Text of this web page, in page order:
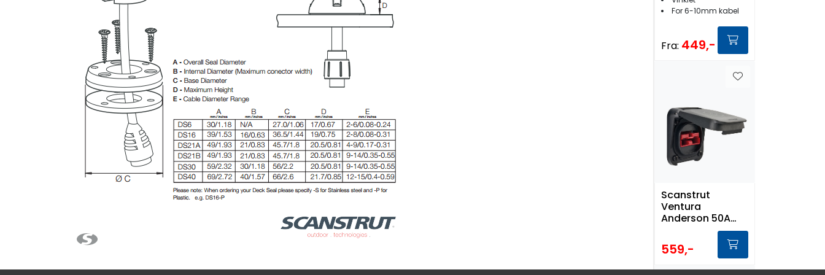
For 6-10mm kabel
Fra: 449,-
Scanstrut
Ventura
Anderson 50A
Solcellekontakt
559,-